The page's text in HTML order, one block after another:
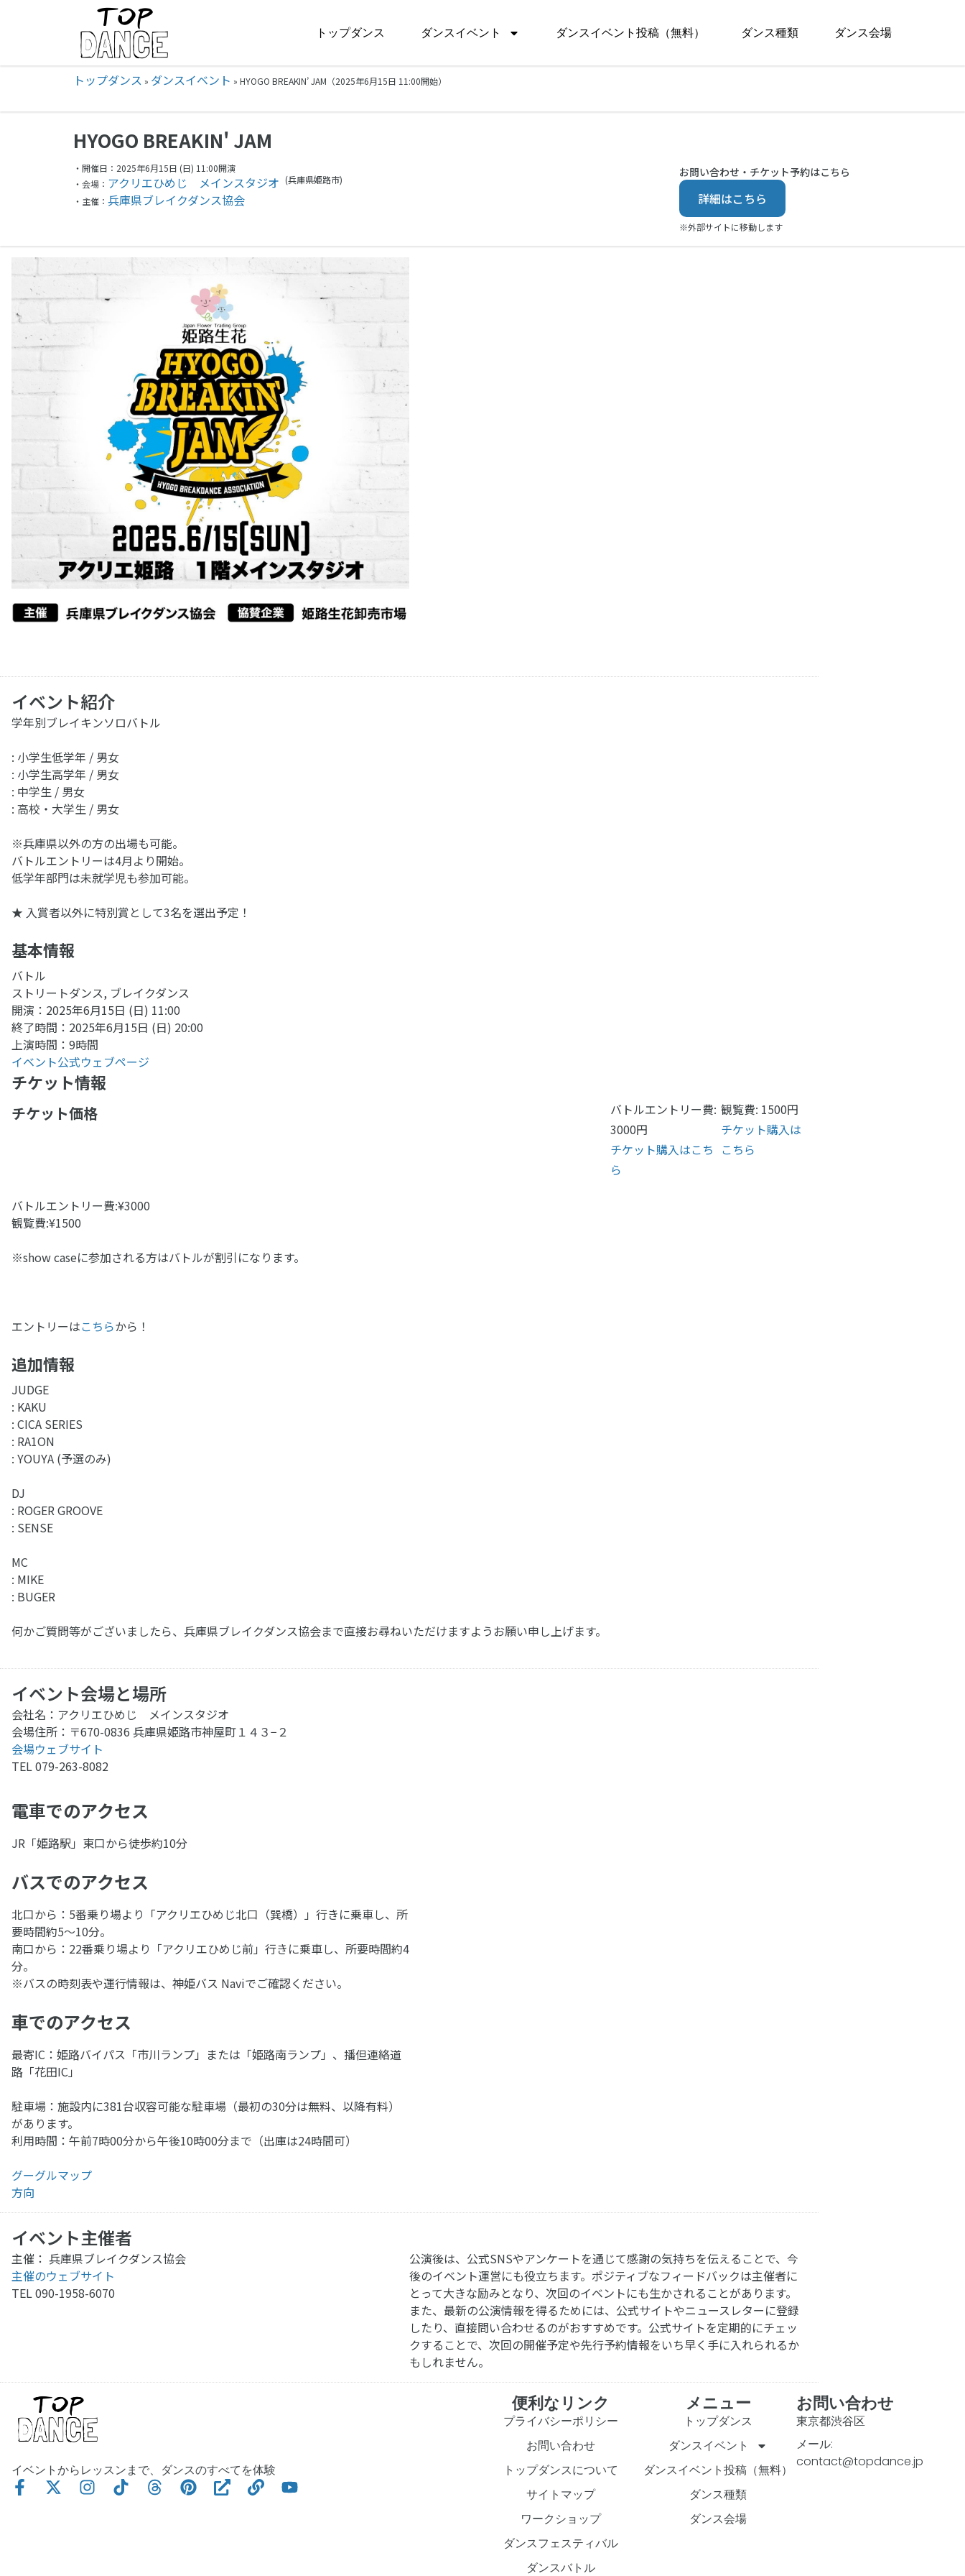
トップダンス ダンスイベント ダンスイベント投稿（無料） ダンス種類 ダンス会場
トップダンス » ダンスイベント » HYOGO BREAKIN’ JAM（2025年6月15日 11:00開始）
HYOGO BREAKIN' JAM
・開催日：2025年6月15日 (日) 11:00開演
・会場： アクリエひめじ メインスタジオ (兵庫県姫路市)
・主催： 兵庫県ブレイクダンス協会
お問い合わせ・チケット予約はこちら
詳細はこちら
※外部サイトに移動します
イベント紹介
学年別ブレイキンソロバトル
: 小学生低学年 / 男女
: 小学生高学年 / 男女
: 中学生 / 男女
: 高校・大学生 / 男女
※兵庫県以外の方の出場も可能。
バトルエントリーは4月より開始。
低学年部門は未就学児も参加可能。
★ 入賞者以外に特別賞として3名を選出予定！
基本情報
バトル
ストリートダンス, ブレイクダンス
開演：2025年6月15日 (日) 11:00
終了時間：2025年6月15日 (日) 20:00
上演時間：9時間
イベント公式ウェブページ
チケット情報
チケット価格
バトルエントリー費:
3000円
チケット購入はこち
ら
観覧費: 1500円
チケット購入は
こちら
バトルエントリー費:¥3000
観覧費:¥1500
※show caseに参加される方はバトルが割引になります。
エントリーはこちらから！
追加情報
JUDGE
: KAKU
: CICA SERIES
: RA1ON
: YOUYA (予選のみ)
DJ
: ROGER GROOVE
: SENSE
MC
: MIKE
: BUGER
何かご質問等がございましたら、兵庫県ブレイクダンス協会まで直接お尋ねいただけますようお願い申し上げます。
イベント会場と場所
会社名：アクリエひめじ メインスタジオ
会場住所：〒670-0836 兵庫県姫路市神屋町１４３−２
会場ウェブサイト
TEL 079-263-8082
電車でのアクセス
JR「姫路駅」東口から徒歩約10分
バスでのアクセス
北口から：5番乗り場より「アクリエひめじ北口（巽橋）」行きに乗車し、所
要時間約5～10分。
南口から：22番乗り場より「アクリエひめじ前」行きに乗車し、所要時間約4
分。
※バスの時刻表や運行情報は、神姫バス Naviでご確認ください。
車でのアクセス
最寄IC：姫路バイパス「市川ランプ」または「姫路南ランプ」、播但連絡道
路「花田IC」
駐車場：施設内に381台収容可能な駐車場（最初の30分は無料、以降有料）
があります。
利用時間：午前7時00分から午後10時00分まで（出庫は24時間可）
グーグルマップ
方向
イベント主催者
主催： 兵庫県ブレイクダンス協会
主催のウェブサイト
TEL 090-1958-6070
公演後は、公式SNSやアンケートを通じて感謝の気持ちを伝えることで、今
後のイベント運営にも役立ちます。ポジティブなフィードバックは主催者に
とって大きな励みとなり、次回のイベントにも生かされることがあります。
また、最新の公演情報を得るためには、公式サイトやニュースレターに登録
したり、直接問い合わせるのがおすすめです。公式サイトを定期的にチェッ
クすることで、次回の開催予定や先行予約情報をいち早く手に入れられるか
もしれません。
イベントからレッスンまで、ダンスのすべてを体験
便利なリンク
プライバシーポリシー
お問い合わせ
トップダンスについて
サイトマップ
ワークショップ
ダンスフェスティバル
ダンスバトル
メニュー
トップダンス
ダンスイベント
ダンスイベント投稿（無料）
ダンス種類
ダンス会場
お問い合わせ
東京都渋谷区
メール:
contact@topdance.jp